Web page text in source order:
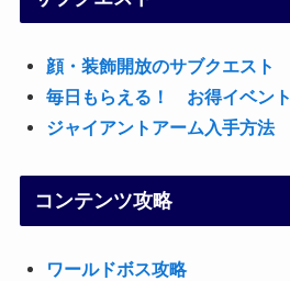
顔・装飾開放のサブクエスト
毎日もらえる！ お得イベント
ジャイアントアーム入手方法
コンテンツ攻略
ワールドボス攻略